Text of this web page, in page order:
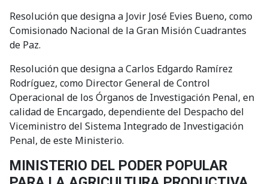
Resolución que designa a Jovir José Evies Bueno, como
Comisionado Nacional de la Gran Misión Cuadrantes
de Paz.
Resolución que designa a Carlos Edgardo Ramírez
Rodríguez, como Director General de Control
Operacional de los Órganos de Investigación Penal, en
calidad de Encargado, dependiente del Despacho del
Viceministro del Sistema Integrado de Investigación
Penal, de este Ministerio.
MINISTERIO DEL PODER POPULAR